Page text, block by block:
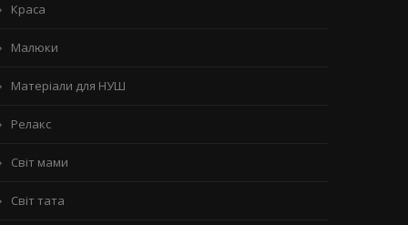
Краса
Малюки
Матеріали для НУШ
Релакс
Світ мами
Світ тата